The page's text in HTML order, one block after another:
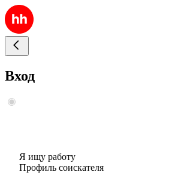
Вход
Я ищу работу
Профиль соискателя